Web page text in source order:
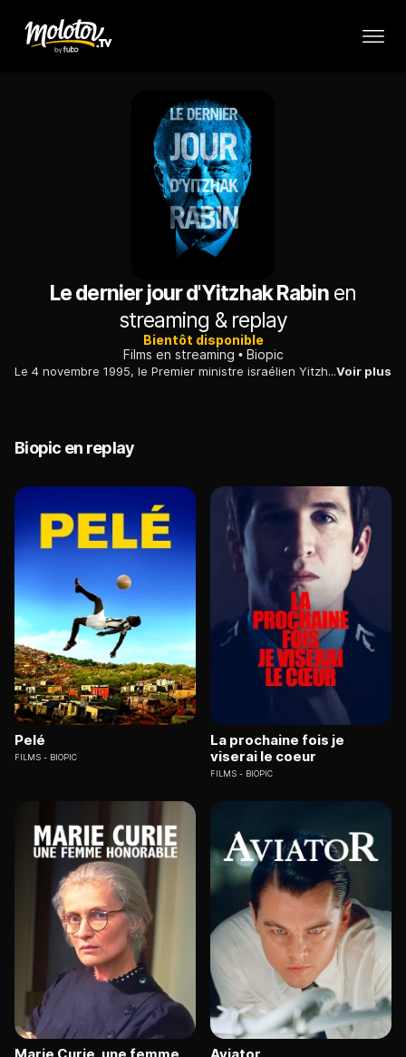
Le dernier jour d'Yitzhak Rabinen
streaming & replay
Bientôt disponible
Films en streaming
Biopic
Le 4 novembre 1995, le Premier ministre israélien Yitzhak Rabin est assassiné par un étudiant juif d'extrême droite. La commission Shamgar mène son enquête.Voir plus
Biopic en replay
Pelé
FILMS BIOPIC
La prochaine fois je
viserai le coeur
FILMS BIOPIC